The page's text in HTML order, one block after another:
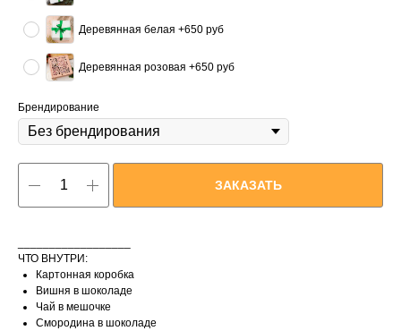
Деревянная белая +650 руб
Деревянная розовая +650 руб
Брендирование
ЗАКАЗАТЬ
ЧТО ВНУТРИ:
Картонная коробка
Вишня в шоколаде
Чай в мешочке
Смородина в шоколаде